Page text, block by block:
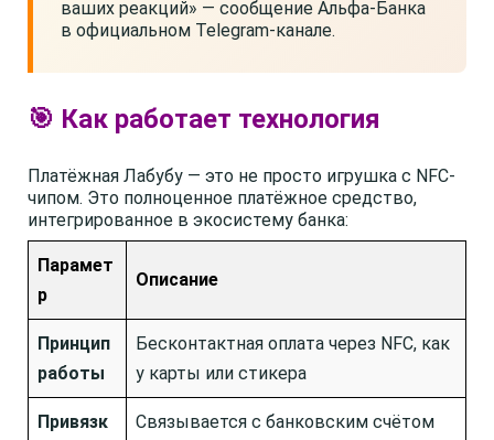
ваших реакций» — сообщение Альфа-Банка
в официальном Telegram-канале.
🎯 Как работает технология
Платёжная Лабубу — это не просто игрушка с NFC-
чипом. Это полноценное платёжное средство,
интегрированное в экосистему банка:
Парамет
р
Описание
Принцип
работы
Бесконтактная оплата через NFC, как
у карты или стикера
Привязк
Связывается с банковским счётом